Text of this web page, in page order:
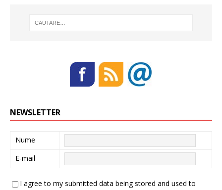
NEWSLETTER
Nume
E-mail
I agree to my submitted data being stored and used to